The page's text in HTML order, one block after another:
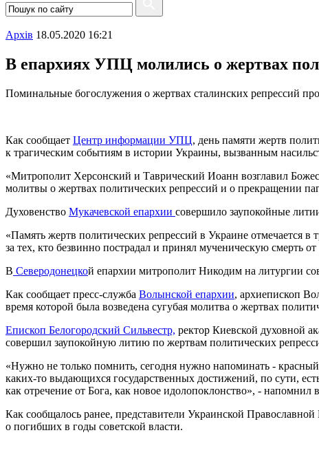
Архiв 18.05.2020 16:21
В епархиях УПЦ молились о жертвах
Поминальные богослужения о жертвах сталинских репрессий
Как сообщает Центр информации УПЦ, день памяти жертв
к трагическим событиям в истории Украины, вызванным
«Митрополит Херсонский и Таврический Иоанн возглавил
молитвы о жертвах политических репрессий и о прекращении
Духовенство Мукачевской епархии совершило заупокойные
«Память жертв политических репрессий в Украине отмечается
за тех, кто безвинно пострадал и принял мученическую смерть
В Северодонецкой епархии митрополит Никодим на литургии
Как сообщает пресс-служба Волынской епархии, архиепископ
время которой была возведена сугубая молитва о жертвах
Епископ Белогородский Сильвестр, ректор Киевской духовной
совершил заупокойную литию по жертвам политических
«Нужно не только помнить, сегодня нужно напоминать -
каких-то выдающихся государственных достижений, по сути,
как отречение от Бога, как новое идолопоклонство», - напомнил
Как сообщалось ранее, представители Украинской
о погибших в годы советской власти.